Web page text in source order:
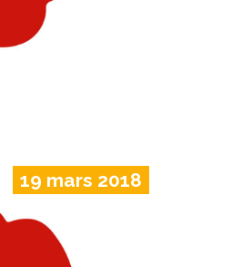
19 mars 2018